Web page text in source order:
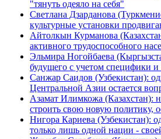
"тянуть одеяло на себя"
Светлана Дзарданова
культурные установки
Айтолкын Курманова
активного трудоспособного
Эльмира Ногойбаева
будущего с учетом специфики и
Санжар Саидов (Узбекистан):
Центральной Азии остается
Азамат Илимкожа (Казахстан):
строить свою новую политику,
Нигора Кариева (Узбекистан):
только лишь одной нации -